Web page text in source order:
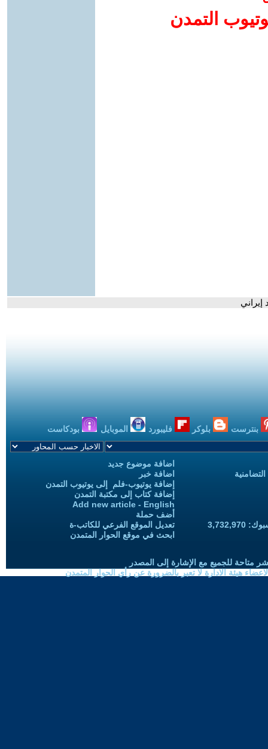
التمدن
بنترست بلوكر فليبورد الموبايل بودكاست
اضافة موضوع جديد
اضافة خبر
إضافة يوتيوب-فلم إلى يوتيوب التمدن
إضافة كتاب إلى مكتبة التمدن
Add new article - English
أضف حملة
تعديل الموقع الفرعي للكاتب-ة
ابحث في موقع الحوار المتمدن
متاحة للجميع مع الإشارة إلى المصدر
هيئة الادارة لا تعبر بالضرورة عن رأي الحوار المتمدن